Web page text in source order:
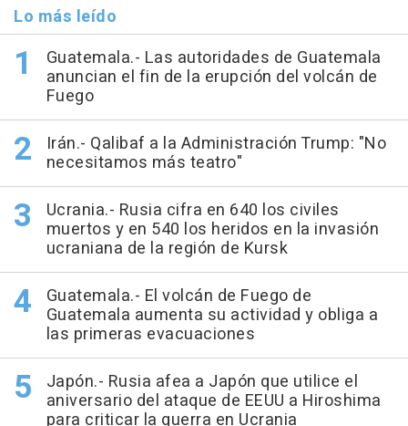
Lo más leído
Guatemala.- Las autoridades de Guatemala
anuncian el fin de la erupción del volcán de
Fuego
Irán.- Qalibaf a la Administración Trump: "No
necesitamos más teatro"
Ucrania.- Rusia cifra en 640 los civiles
muertos y en 540 los heridos en la invasión
ucraniana de la región de Kursk
Guatemala.- El volcán de Fuego de
Guatemala aumenta su actividad y obliga a
las primeras evacuaciones
Japón.- Rusia afea a Japón que utilice el
aniversario del ataque de EEUU a Hiroshima
para criticar la guerra en Ucrania